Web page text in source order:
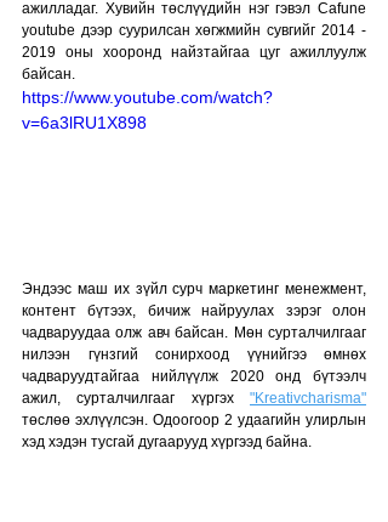
ажилладаг. Хувийн төслүүдийн нэг гэвэл Cafune
youtube дээр суурилсан хөгжмийн сувгийг 2014 -
2019 оны хооронд найзтайгаа цуг ажиллуулж
байсан.
https://www.youtube.com/watch?
v=6a3lRU1X898
Эндээс маш их зүйл сурч маркетинг менежмент,
контент бүтээх, бичиж найруулах зэрэг олон
чадваруудаа олж авч байсан. Мөн сурталчилгааг
нилээн гүнзгий сонирхоод үүнийгээ өмнөх
чадваруудтайгаа нийлүүлж 2020 онд бүтээлч
ажил, сурталчилгааг хүргэх "Kreativcharisma"
төслөө эхлүүлсэн. Одоогоор 2 удаагийн улирлын
хэд хэдэн тусгай дугаарууд хүргээд байна.